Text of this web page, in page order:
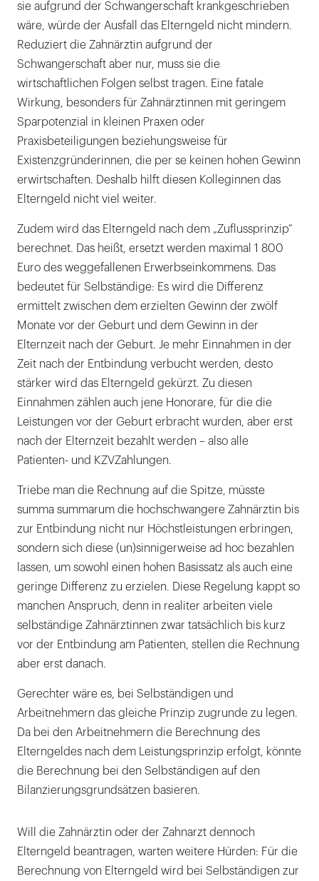
sie aufgrund der Schwangerschaft krankgeschrieben
wäre, würde der Ausfall das Elterngeld nicht mindern.
Reduziert die Zahnärztin aufgrund der
Schwangerschaft aber nur, muss sie die
wirtschaftlichen Folgen selbst tragen. Eine fatale
Wirkung, besonders für Zahnärztinnen mit geringem
Sparpotenzial in kleinen Praxen oder
Praxisbeteiligungen beziehungsweise für
Existenzgründerinnen, die per se keinen hohen Gewinn
erwirtschaften. Deshalb hilft diesen Kolleginnen das
Elterngeld nicht viel weiter.
Zudem wird das Elterngeld nach dem „Zuflussprinzip“
berechnet. Das heißt, ersetzt werden maximal 1 800
Euro des weggefallenen Erwerbseinkommens. Das
bedeutet für Selbständige: Es wird die Differenz
ermittelt zwischen dem erzielten Gewinn der zwölf
Monate vor der Geburt und dem Gewinn in der
Elternzeit nach der Geburt. Je mehr Einnahmen in der
Zeit nach der Entbindung verbucht werden, desto
stärker wird das Elterngeld gekürzt. Zu diesen
Einnahmen zählen auch jene Honorare, für die die
Leistungen vor der Geburt erbracht wurden, aber erst
nach der Elternzeit bezahlt werden – also alle
Patienten- und KZVZahlungen.
Triebe man die Rechnung auf die Spitze, müsste
summa summarum die hochschwangere Zahnärztin bis
zur Entbindung nicht nur Höchstleistungen erbringen,
sondern sich diese (un)sinnigerweise ad hoc bezahlen
lassen, um sowohl einen hohen Basissatz als auch eine
geringe Differenz zu erzielen. Diese Regelung kappt so
manchen Anspruch, denn in realiter arbeiten viele
selbständige Zahnärztinnen zwar tatsächlich bis kurz
vor der Entbindung am Patienten, stellen die Rechnung
aber erst danach.
Gerechter wäre es, bei Selbständigen und
Arbeitnehmern das gleiche Prinzip zugrunde zu legen.
Da bei den Arbeitnehmern die Berechnung des
Elterngeldes nach dem Leistungsprinzip erfolgt, könnte
die Berechnung bei den Selbständigen auf den
Bilanzierungsgrundsätzen basieren.
Will die Zahnärztin oder der Zahnarzt dennoch
Elterngeld beantragen, warten weitere Hürden: Für die
Berechnung von Elterngeld wird bei Selbständigen zur